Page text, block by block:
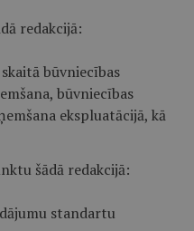
redakcijā:
būvniecības
būvniecības
ekspluatācijā, kā
šādā redakcijā:
standartu